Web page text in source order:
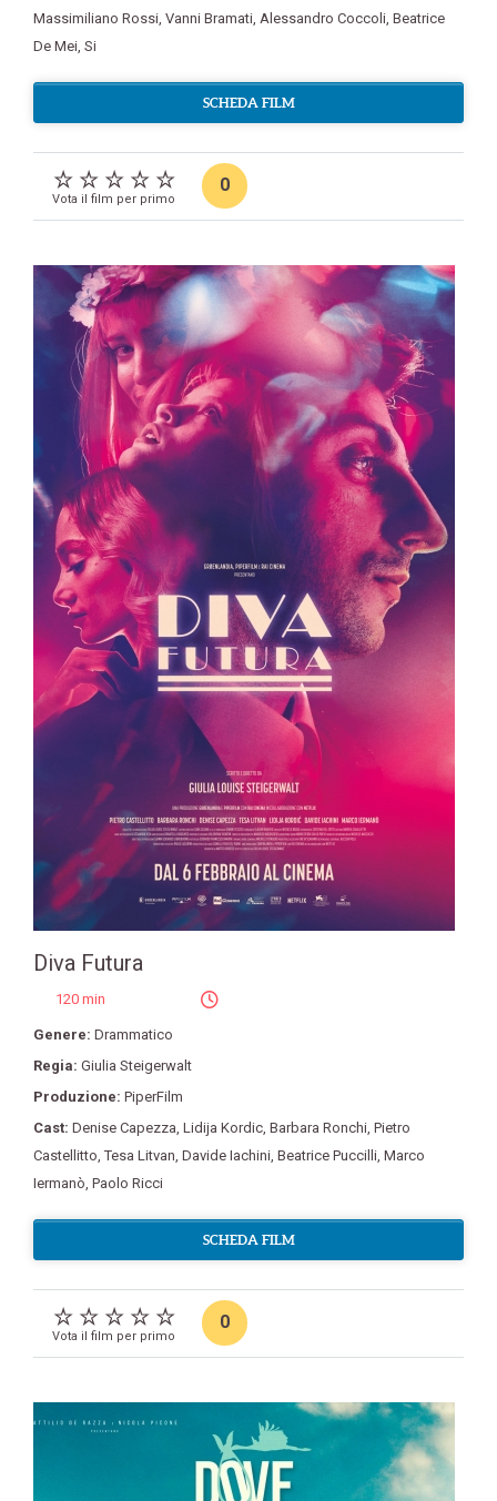
Massimiliano Rossi Vanni Bramati Alessandro Coccoli Beatrice
De Mei Si
SCHEDA FILM
Vota il film per primo
0
Diva Futura
120 min
Genere: Drammatico
Regia: Giulia Steigerwalt
Produzione: PiperFilm
Cast: Denise Capezza, Lidija Kordic, Barbara Ronchi, Pietro
Castellitto,Tesa Litvan, Davide Iachini, Beatrice Puccilli, Marco
Iermanò, Paolo Ricci
SCHEDA FILM
Vota il film per primo
0